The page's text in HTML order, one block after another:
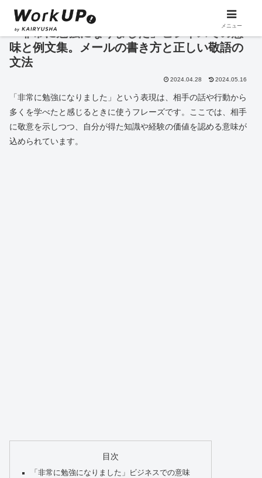
「非常に勉強になりました」ビジネスでの意
味と例文集。メールの書き方と正しい敬語の
文法
2024.04.28 2024.05.16
「非常に勉強になりました」という表現は、相手の話や行動から
多くを学べたと感じるときに使うフレーズです。ここでは、相手
に敬意を示しつつ、自分が得た知識や経験の価値を認める意味が
込められています。
目次
「非常に勉強になりました」ビジネスでの意味
メニュー